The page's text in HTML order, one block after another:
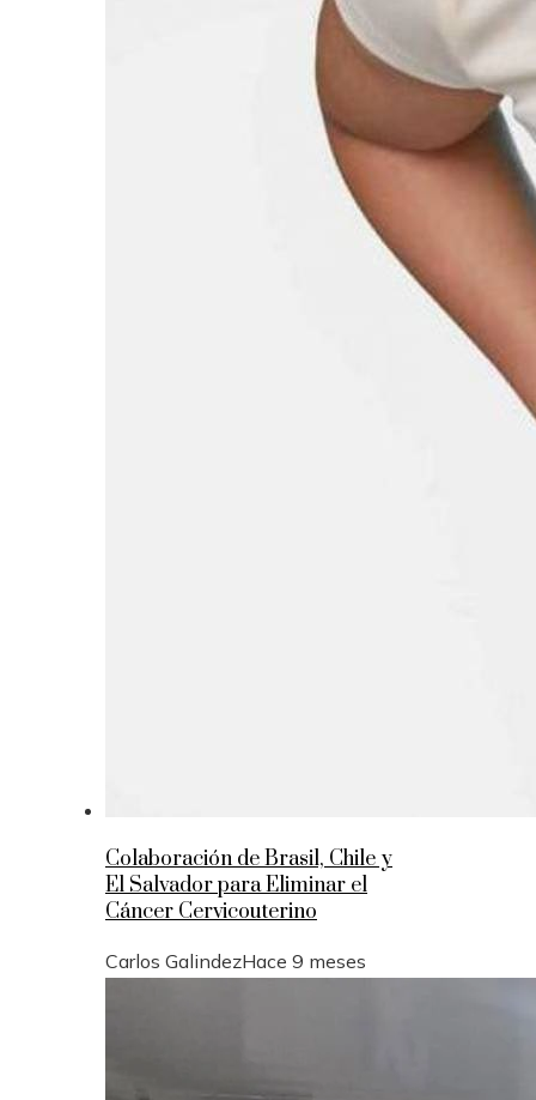
Colaboración de Brasil, Chile y
El Salvador para Eliminar el
Cáncer Cervicouterino
Carlos GalindezHace 9 meses